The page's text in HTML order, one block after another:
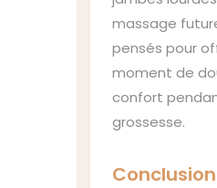
massage
pensés pour
moment de
confort
grossesse.
Conclusion